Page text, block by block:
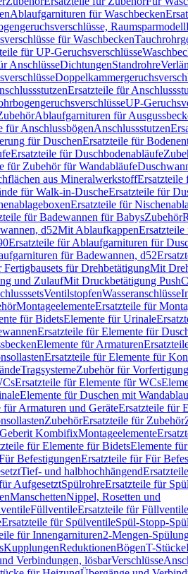
Ablaufgarnituren für Waschbecken
Raumsparmodell
für Waschbecken
für UP-Geruchsverschlüsse
AnschlüsseDichtungenStandrohre
Ersatzteile für
UP-
Ablaufgarnituren für
für AnschlussbögenAnschlussstutzen
für DuschenErsatzteile für
Ersatzteile für Duschbodenabläufe
für Zubehör für Wandabläufe
aus MineralwerkstoffErsatzteile
für Walk-in-DuscheErsatzteile für
Ersatzteile für
für Badewannen für BabysZubehör
d52Mit Ablaufkappen
Ersatzteile für Ablaufgarnituren für
für Badewannen, d52
Fertigbausets für DrehbetätigungMit
und ZulaufMit Druckbetätigung
VentilstopfenWasseranschlüsse
MontageelementeErsatzteile für
für BidetsElemente für Urinale
Ersatzteile für Elemente für
Elemente für Armaturen
Ersatzteile für Elemente für
TragsystemeZubehör für Vorfertigung
Ersatzteile für Elemente für WCs
Elemente für Duschen mit
für Armaturen und GeräteErsatzteile für
ZubehörErsatzteile für Zubehör
Geberit KombifixMontageelemente
für Elemente für BidetsElemente
BefestigungenErsatzteile für Für
Tief- und halbhochhängend
AufgesetztSpülrohreErsatzteile für
ManschettenNippel, Rosetten und
FüllventileErsatzteile für Füllventile
Ersatzteile für SpülventileSpül-Stopp-
für Innengarnituren2-Mengen-
KupplungenReduktionenBögenT-Stücke
Verbindungen, lösbarVerschlüsse